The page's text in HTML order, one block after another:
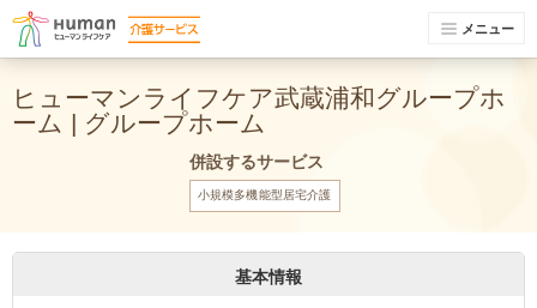
メニュー
ヒューマンライフケア武蔵浦和グループホ
ーム | グループホーム
併設するサービス
小規模多機能型居宅介護
基本情報